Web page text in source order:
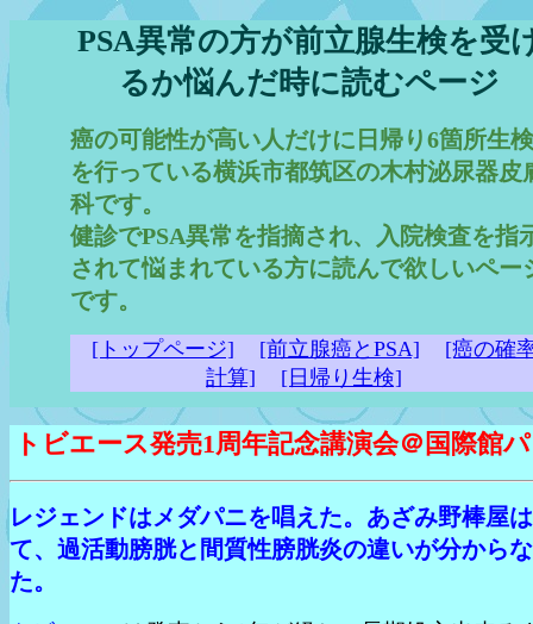
PSA異常の方が前立腺生検を受
るか悩んだ時に読むページ
癌の可能性が高い人だけに日帰り6箇所生
を行っている横浜市都筑区の木村泌尿器皮
科です。
健診でPSA異常を指摘され、入院検査を指
されて悩まれている方に読んで欲しいペー
です。
[トップページ] [前立腺癌とPSA]
[癌の確
計算]
[日帰り生検]
トビエース発売1周年記念講演会＠国際館
レジェンドはメダパニを唱えた。あざみ野棒屋
て、過活動膀胱と間質性膀胱炎の違いが分から
た。